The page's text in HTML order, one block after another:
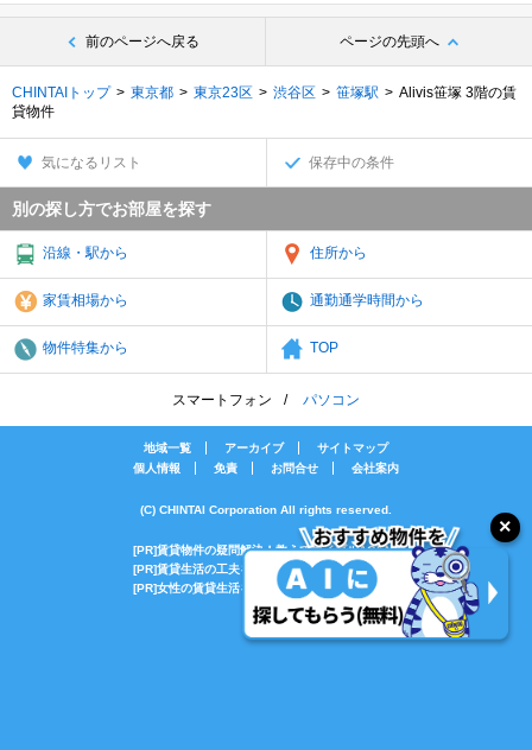
前のページへ戻る ページの先頭へ
CHINTAIトップ 東京都 東京23区 渋谷区 笹塚駅
Alivis笹塚 3階の賃
貸物件
気になるリスト 保存中の条件
別の探し方でお部屋を探す
沿線・駅から 住所から
家賃相場から 通勤通学時間から
物件特集から TOP
スマートフォン パソコン
地域一覧 アーカイブ
サイトマップ
個人情報
免責 お問合せ 会社案内
(C) CHINTAI Corporation All rights reserved.
[PR]賃貸物件の疑問解決！教えてエイブルAGENT
[PR]賃貸生活の工夫を紹介！CHINTAI情報局
[PR]女性の賃貸生活を応援！Woman.CHINTAI